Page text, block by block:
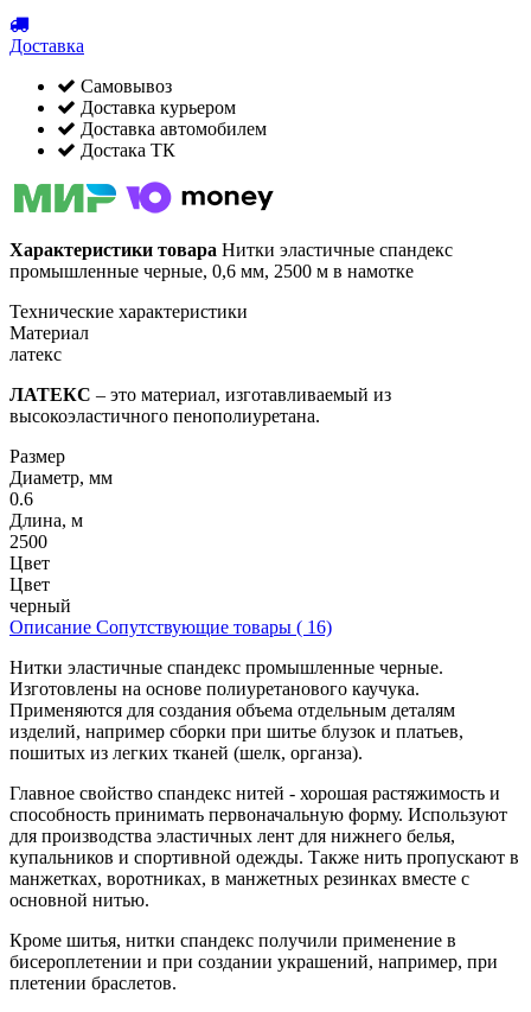
Доставка
Самовывоз
Доставка курьером
Доставка автомобилем
Достака ТК
Характеристики товара Нитки эластичные спандекс
промышленные черные, 0,6 мм, 2500 м в намотке
Технические характеристики
Материал
латекс
ЛАТЕКС – это материал, изготавливаемый из
высокоэластичного пенополиуретана.
Размер
Диаметр, мм
0.6
Длина, м
2500
Цвет
Цвет
черный
Описание Сопутствующие товары ( 16)
Нитки эластичные спандекс промышленные черные.
Изготовлены на основе полиуретанового каучука.
Применяются для создания объема отдельным деталям
изделий, например сборки при шитье блузок и платьев,
пошитых из легких тканей (шелк, органза).
Главное свойство спандекс нитей - хорошая растяжимость и
способность принимать первоначальную форму. Используют
для производства эластичных лент для нижнего белья,
купальников и спортивной одежды. Также нить пропускают в
манжетках, воротниках, в манжетных резинках вместе с
основной нитью.
Кроме шитья, нитки спандекс получили применение в
бисероплетении и при создании украшений, например, при
плетении браслетов.